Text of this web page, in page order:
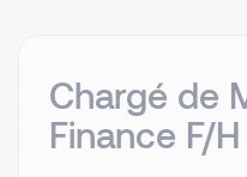
Chargé de
Finance F/H